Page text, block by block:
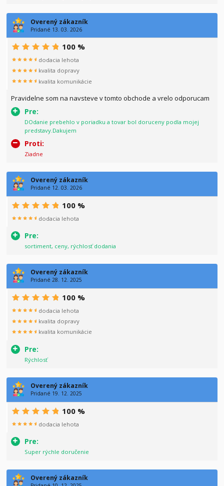
Overený zákazník
Pridané 13. 03. 2026
Pravidelne som na navsteve v tomto obchode a vrelo odporucam
Pre:
DOdanie prebehlo v poriadku a tovar bol doruceny podla mojej
predstavy.Dakujem
Proti:
Ziadne
100 %
dodacia lehota
kvalita dopravy
kvalita komunikácie
Overený zákazník
Pridané 12. 03. 2026
Pre:
sortiment, ceny, rýchlosť dodania
100 %
dodacia lehota
Overený zákazník
Pridané 28. 12. 2025
Pre:
Rýchlosť
100 %
dodacia lehota
kvalita dopravy
kvalita komunikácie
Overený zákazník
Pridané 19. 12. 2025
Pre:
Super rýchle doručenie
100 %
dodacia lehota
Overený zákazník